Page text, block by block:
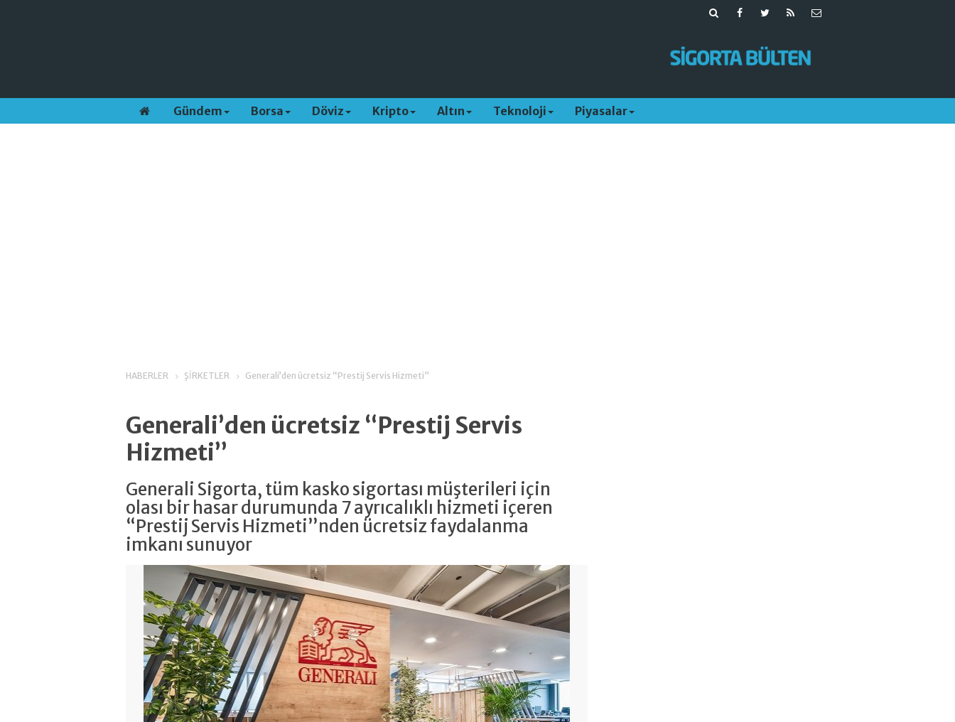
Gündem Borsa Döviz Kripto Altın Teknoloji Piyasalar
HABERLER ŞİRKETLER Generali’den ücretsiz “Prestij Servis Hizmeti”
Generali’den ücretsiz “Prestij Servis
Hizmeti”
Generali Sigorta, tüm kasko sigortası müşterileri için
olası bir hasar durumunda 7 ayrıcalıklı hizmeti içeren
“Prestij Servis Hizmeti”nden ücretsiz faydalanma
imkanı sunuyor